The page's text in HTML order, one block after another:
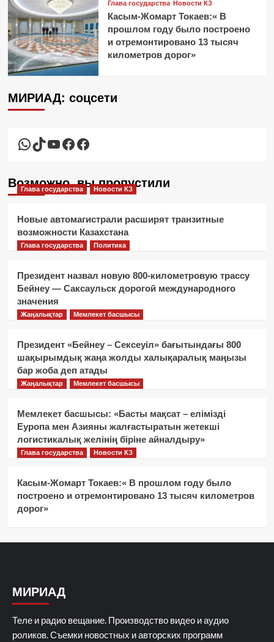
Глава государства Новости КЗ
Касым-Жомарт Токаев:« В
прошлом году было построено
и отремонтировано 13 тысяч
километров дорог»
МИРИАД: соцсети
WhatsApp
TikTok
YouTube
Facebook
Facebook
Возможно, вы пропустили
Глава государства Новости КЗ
Новые автомагистрали расширят транзитные
возможности Казахстана
Глава государства Политика
Президент назвал новую 800-километровую трассу
Бейнеу — Саксаульск дорогой международного
значения
Жаңалықтар Мемлекет басшысы
Президент «Бейнеу – Сексеуіл» бағытындағы 800
шақырымдық жаңа жолды халықаралық маңызы
бар жоба деп атады
Жаңалықтар Мемлекет басшысы
Мемлекет басшысы: «Басты мақсат – елімізді
Еуропа мен Азияны жалғастыратын жетекші
логистикалық желінің біріне айналдыру»
Глава государства Новости КЗ
Касым-Жомарт Токаев:« В прошлом году было
построено и отремонтировано 13 тысяч километров
дорог»
МИРИАД
Теле и радио вещание. Производство видео и аудио
роликов. Съемки новостных и авторских программ